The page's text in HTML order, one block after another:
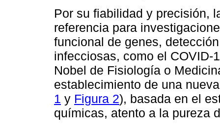
Por su fiabilidad y precisión,
referencia para
funcional de genes,
infecciosas, como el COVID-
Nobel de Fisiología o
establecimiento de una
1 y Figura 2), basada en el
químicas, atento a la pureza